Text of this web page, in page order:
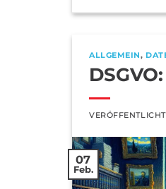
ALLGEMEIN,
07
Feb.